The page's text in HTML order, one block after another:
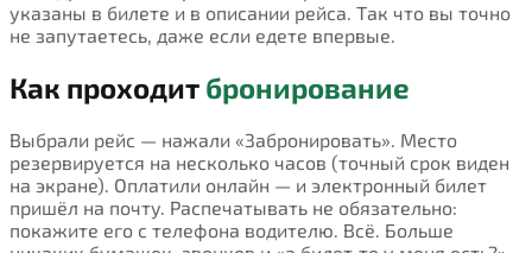
указаны в билете и в описании рейса. Так что вы точно
не запутаетесь, даже если едете впервые.
Как проходит бронирование
Выбрали рейс — нажали «Забронировать». Место
резервируется на несколько часов (точный срок виден
на экране). Оплатили онлайн — и электронный билет
пришёл на почту. Распечатывать не обязательно:
покажите его с телефона водителю. Всё. Больше